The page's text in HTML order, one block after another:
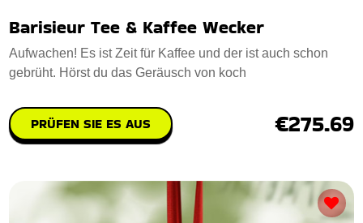
Barisieur Tee & Kaffee Wecker
Aufwachen! Es ist Zeit für Kaffee und der ist auch schon
gebrüht. Hörst du das Geräusch von koch
PRÜFEN SIE ES AUS €275.69